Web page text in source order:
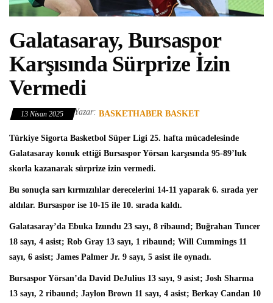
Galatasaray, Bursaspor
Karşısında Sürprize İzin
Vermedi
13 Nisan 2025 Yazar: BASKETHABER BASKET
Türkiye Sigorta Basketbol Süper Ligi 25. hafta mücadelesinde
Galatasaray konuk ettiği Bursaspor Yörsan karşısında 95-89’luk
skorla kazanarak sürprize izin vermedi.
Bu sonuçla sarı kırmızılılar derecelerini 14-11 yaparak 6. sırada yer
aldılar. Bursaspor ise 10-15 ile 10. sırada kaldı.
Galatasaray’da Ebuka Izundu 23 sayı, 8 ribaund; Buğrahan Tuncer
18 sayı, 4 asist; Rob Gray 13 sayı, 1 ribaund; Will Cummings 11
sayı, 6 asist; James Palmer Jr. 9 sayı, 5 asist ile oynadı.
Bursaspor Yörsan’da David DeJulius 13 sayı, 9 asist; Josh Sharma
13 sayı, 2 ribaund; Jaylon Brown 11 sayı, 4 asist; Berkay Candan 10